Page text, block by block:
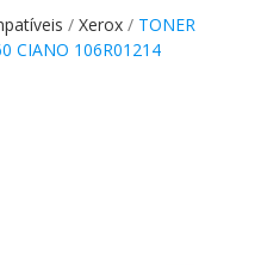
Xerox
TONER
CIANO 106R01214